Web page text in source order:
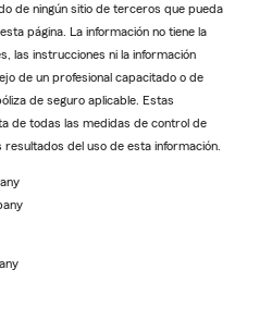
de ningún sitio de terceros que pueda
página. La información no tiene la
las instrucciones ni la información
de un profesional capacitado o de
de seguro aplicable. Estas
de todas las medidas de control de
del uso de esta información.